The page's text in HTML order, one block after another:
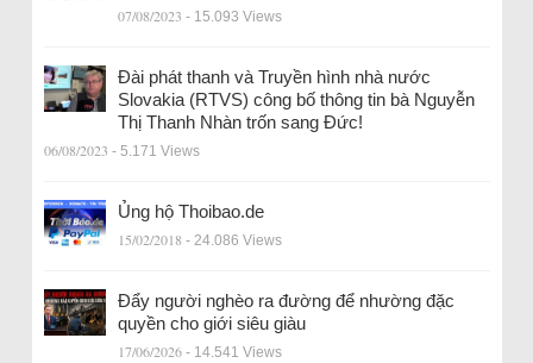
07/08/2023 - 15.093 Views
Đài phát thanh và Truyền hình nhà nước
Slovakia (RTVS) công bố thông tin bà Nguyễn
Thị Thanh Nhàn trốn sang Đức!
06/08/2023 - 5.171 Views
Ủng hộ Thoibao.de
15/02/2018 - 24.086 Views
Đẩy người nghèo ra đường để nhường đặc
quyền cho giới siêu giàu
17/06/2026 - 14.541 Views